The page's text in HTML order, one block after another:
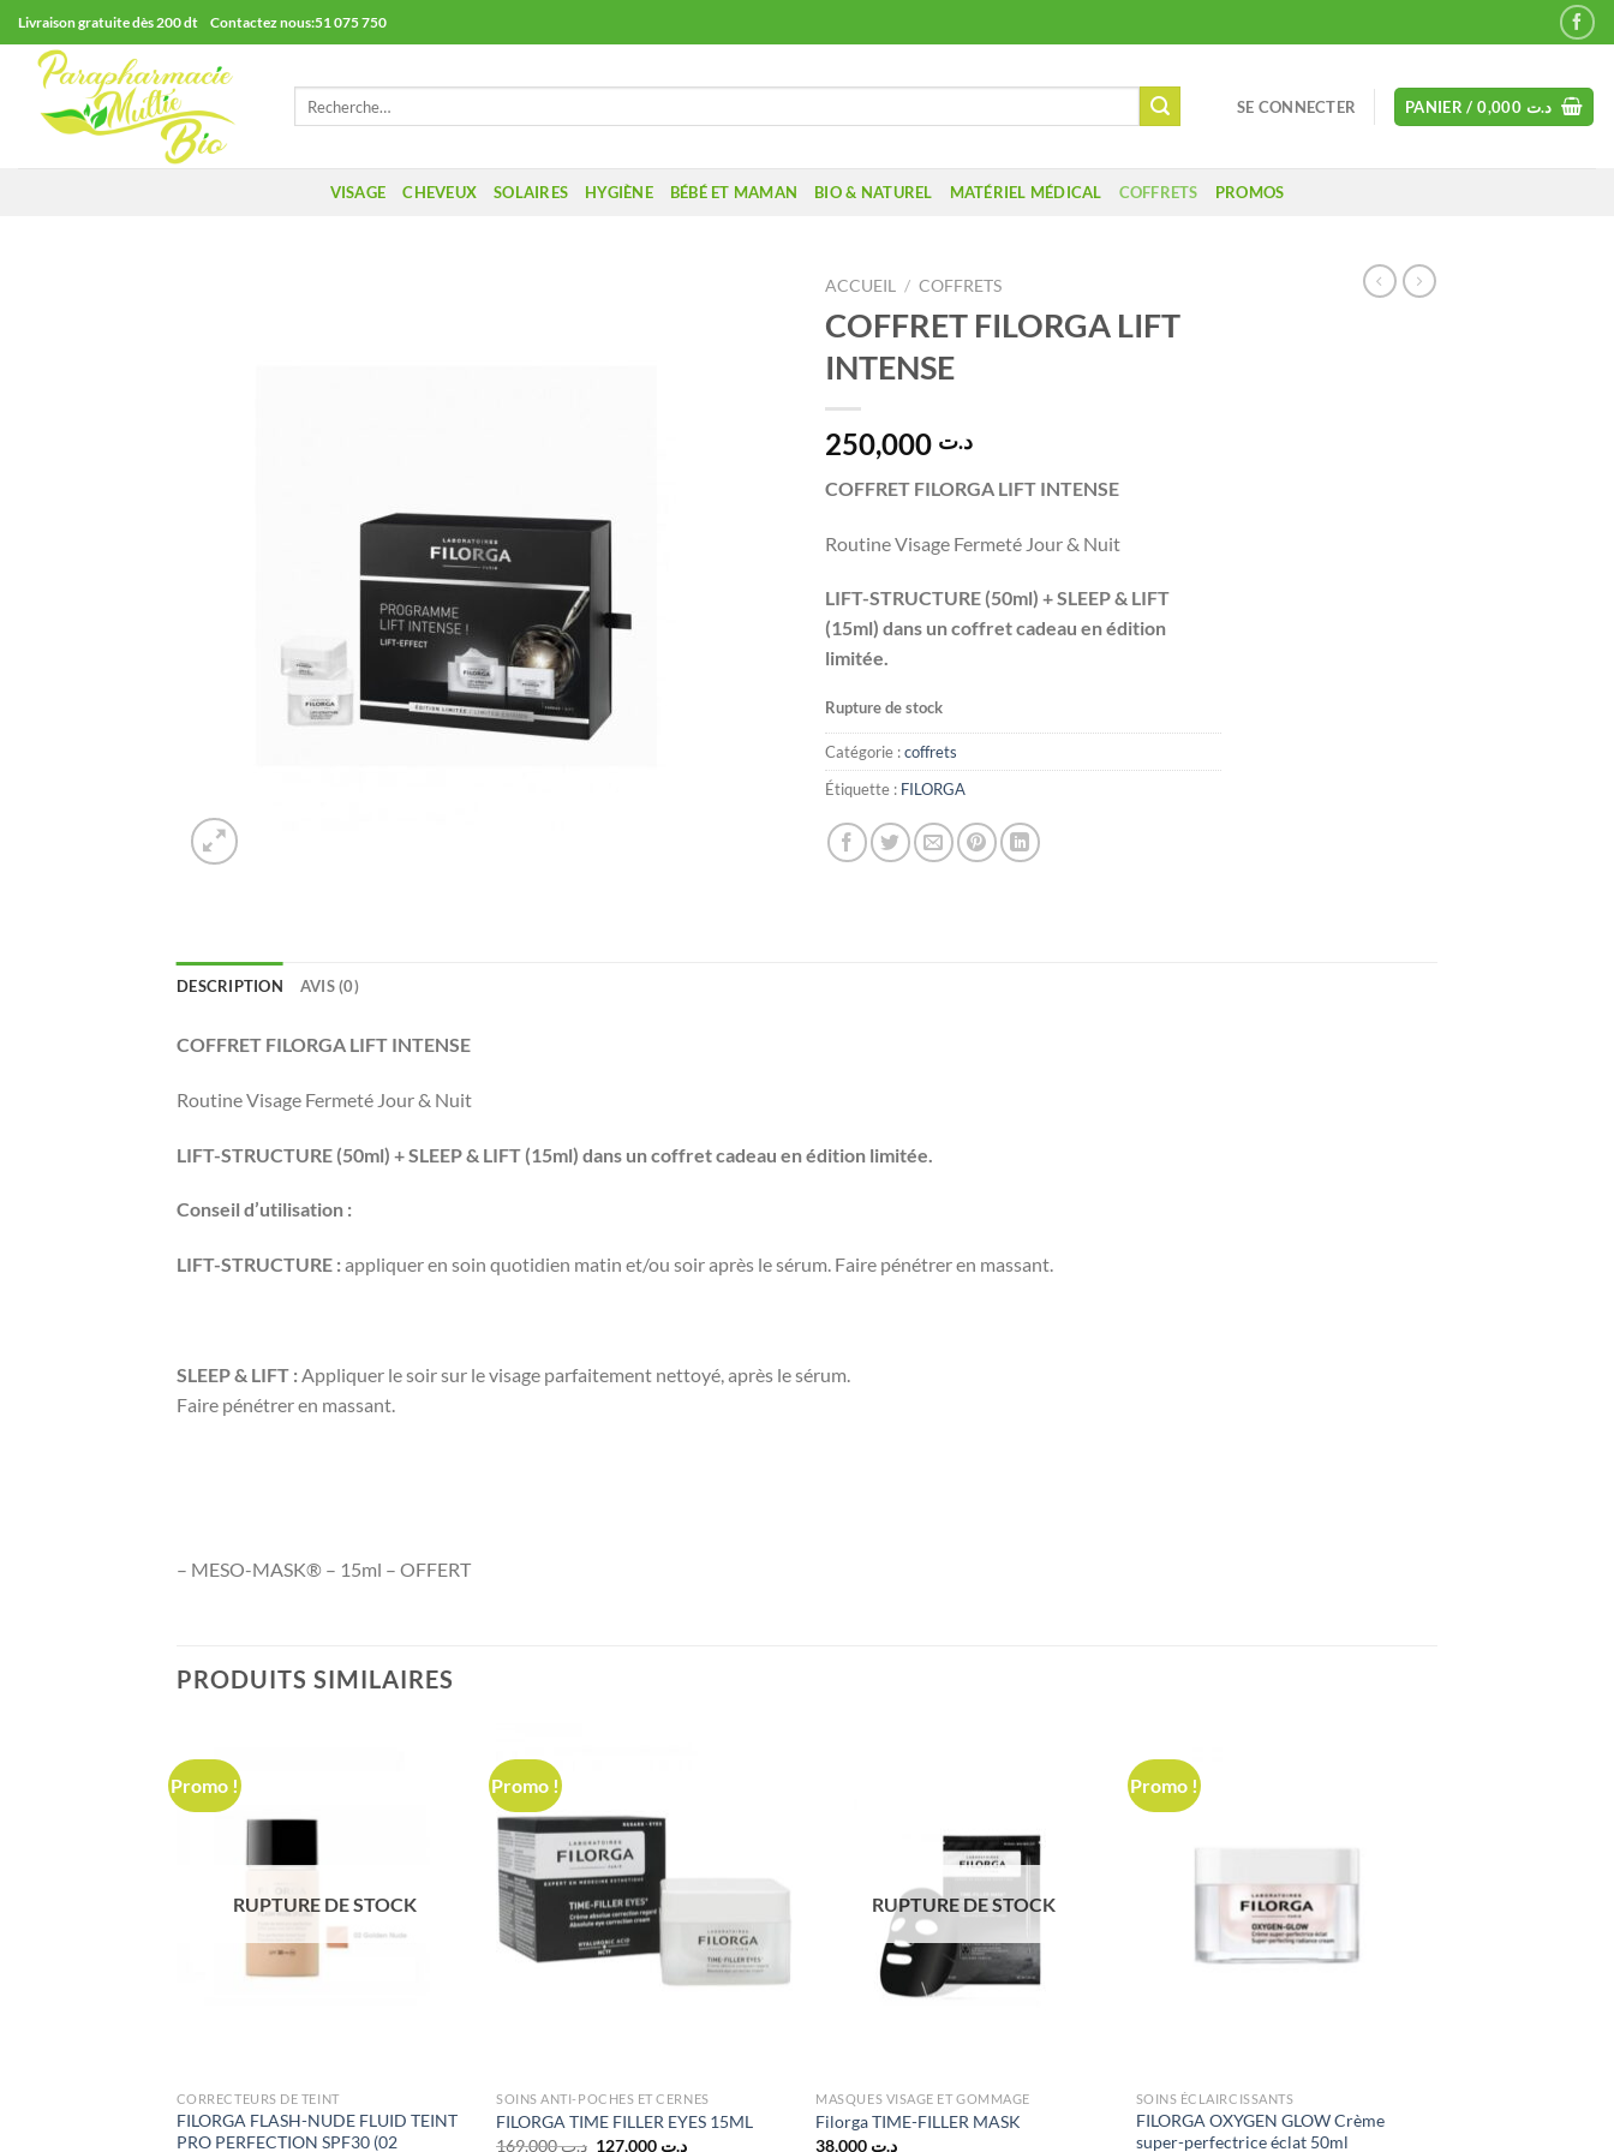
Passer
au
contenu
Livraison gratuite dès 200 dt Contactez nous:51 075 750
SE CONNECTER PANIER / د.ت
VISAGE CHEVEUX SOLAIRES HYGIÈNE BÉBÉ ET MAMAN BIO & NATUREL MATÉRIEL MÉDICAL COFFRETS PROMOS
ACCUEIL / COFFRETS
COFFRET FILORGA LIFT
INTENSE
د.ت
COFFRET FILORGA LIFT INTENSE
Routine Visage Fermeté Jour & Nuit
LIFT-STRUCTURE (50ml) + SLEEP & LIFT
(15ml) dans un coffret cadeau en édition
limitée.
Rupture de stock
Catégorie :coffrets
Étiquette : FILORGA
DESCRIPTION AVIS (0)
COFFRET FILORGA LIFT INTENSE
Routine Visage Fermeté Jour & Nuit
LIFT-STRUCTURE (50ml) + SLEEP & LIFT (15ml) dans un coffret cadeau en édition limitée.
Conseil d’utilisation :
LIFT-STRUCTURE :appliquer en soin quotidien matin et/ou soir après le sérum. Faire pénétrer en massant.
SLEEP & LIFT : Appliquer le soir sur le visage parfaitement nettoyé, après le sérum.
Faire pénétrer en massant.
– MESO-MASK® – 15ml – OFFERT
PRODUITS SIMILAIRES
Promo !
RUPTURE DE STOCK
CORRECTEURS DE TEINT
FILORGA FLASH-NUDE FLUID TEINT
PRO PERFECTION SPF30 (02
Promo !
SOINS ANTI-POCHES ET CERNES
FILORGA TIME FILLER EYES 15ML
د.ت169,000
Le
د.تLe
RUPTURE DE STOCK
MASQUES VISAGE ET GOMMAGE
Filorga TIME-FILLER MASK
د.ت
Promo !
SOINS ÉCLAIRCISSANTS
FILORGA OXYGEN GLOW Crème
super-perfectrice éclat 50ml